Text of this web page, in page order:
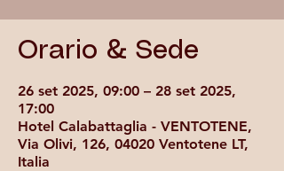
Orario & Sede
26 set 2025, 09:00 – 28 set 2025,
17:00
Hotel Calabattaglia - VENTOTENE,
Via Olivi, 126, 04020 Ventotene LT,
Italia